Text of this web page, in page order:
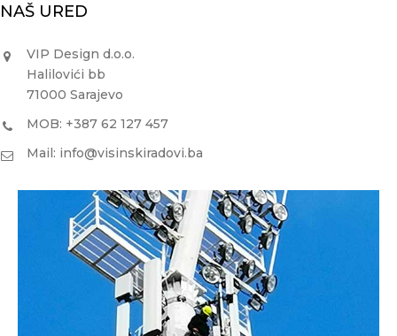
NAŠ URED
VIP Design d.o.o.
Halilovići bb
71000 Sarajevo
MOB: +387 62 127 457
Mail: info@visinskiradovi.ba